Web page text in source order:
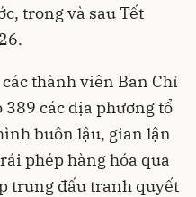
trong và sau Tết
thành viên Ban Chỉ
các địa phương tổ
buôn lậu, gian lận
phép hàng hóa qua
trung đấu tranh quyết